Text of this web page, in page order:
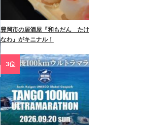
豊岡市の居酒屋『和もだん たけ
なわ』がキニナル！
3位